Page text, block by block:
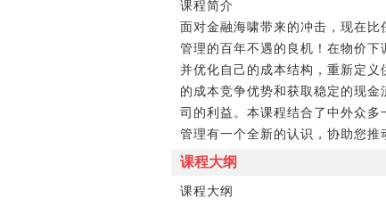
课程简介
面对金融海啸带来的冲击，现在
管理的百年不遇的良机！在物价
并优化自己的成本结构，重新定
的成本竞争优势和获取稳定的现
司的利益。本课程结合了中外众
管理有一个全新的认识，协助您推
课程大纲
课程大纲